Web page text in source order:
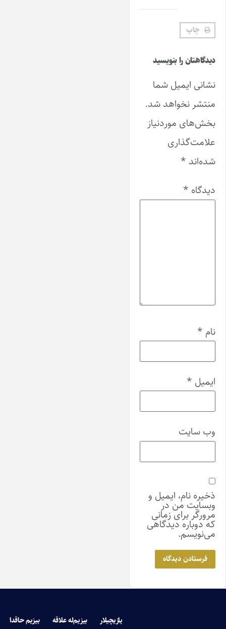
چاپ
دیدگاهتان را بنویسید
نشانی ایمیل شما
منتشر نخواهد شد.
بخش‌های موردنیاز
علامت‌گذاری
شده‌اند *
دیدگاه *
نام *
ایمیل *
وب‌ سایت
ذخیره نام، ایمیل و
وبسایت من در
مرورگر برای زمانی
که دوباره دیدگاهی
می‌نویسم.
یازیچیلار بیزیم‌له علاقه بیزیم حاقدا